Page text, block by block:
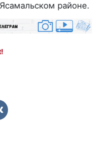
районе.